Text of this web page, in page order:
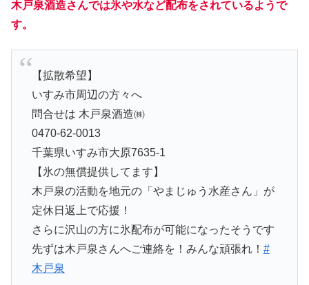
木戸泉酒造さんでは氷や水など配布をされているようで
す。
【拡散希望】
いすみ市周辺の方々へ
問合せは 木戸泉酒造㈱
0470-62-0013
千葉県いすみ市大原7635-1
【氷の無償提供してます】
木戸泉の活動を地元の「やまじゅう水産さん」が
定休日返上で応援！
さらに沢山の方に氷配布が可能になったそうです
先ずは木戸泉さんへご連絡を！みんな頑張れ！ #
木戸泉